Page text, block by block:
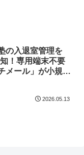
の入退室管理を
！専用端末不要
メール」が小規模
2026.05.13